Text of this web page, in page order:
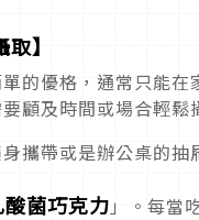
】
的優格，通常只能
顧及時間或場合輕鬆
攜帶或是辦公桌的抽
酸菌巧克力 」。每當